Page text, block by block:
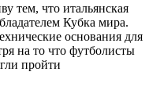
тем, что итальянская
Кубка мира.
основания для
на то что футболисты
пройти